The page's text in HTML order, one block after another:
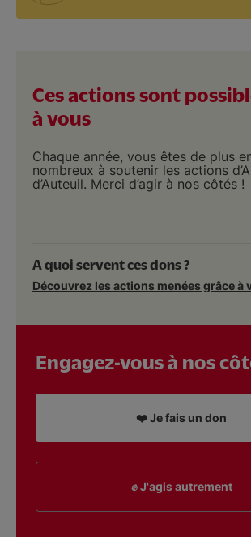
Ces actions sont
à vous
Chaque année, vous êtes de plus
nombreux à soutenir les actions
d’Auteuil. Merci d’agir à nos côtés !
A quoi servent ces dons ?
Découvrez les actions menées grâce à
Engagez-vous à nos
❤️ Je fais un don
✊ J'agis autrement